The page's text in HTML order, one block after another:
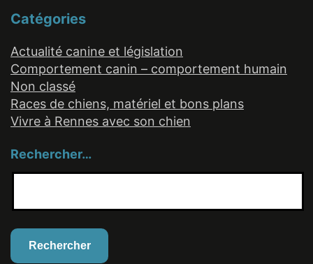
Catégories
Actualité canine et législation
Comportement canin – comportement humain
Non classé
Races de chiens, matériel et bons plans
Vivre à Rennes avec son chien
Rechercher…